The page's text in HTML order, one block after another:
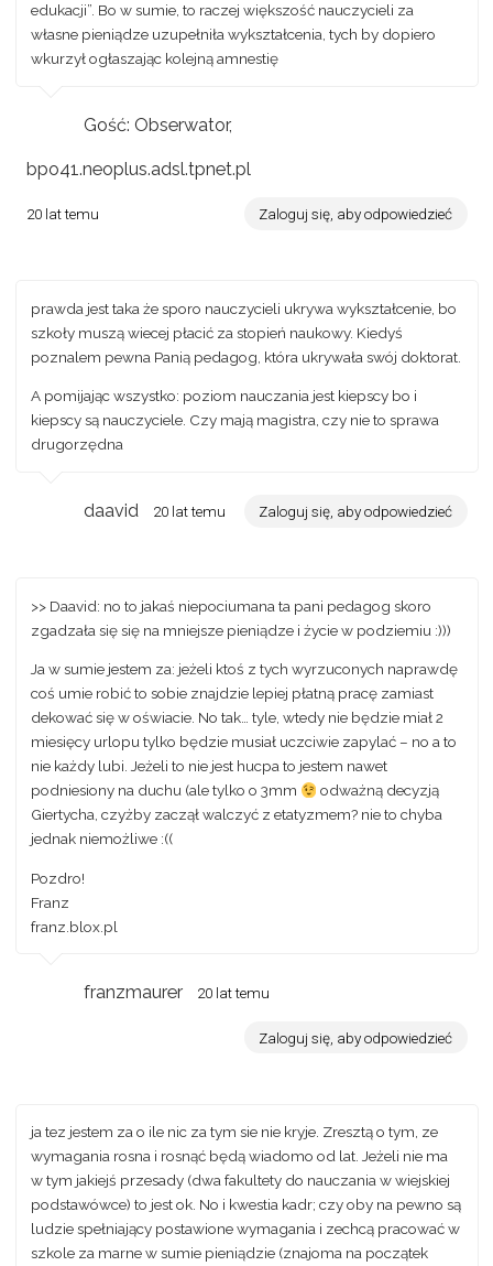
edukacji”. Bo w sumie, to raczej większość nauczycieli za
własne pieniądze uzupełniła wykształcenia, tych by dopiero
wkurzył ogłaszając kolejną amnestię
Gość: Obserwator,
bpo41.neoplus.adsl.tpnet.pl
20 lat temu Zaloguj się, aby odpowiedzieć
prawda jest taka że sporo nauczycieli ukrywa wykształcenie, bo
szkoły muszą wiecej płacić za stopień naukowy. Kiedyś
poznalem pewna Panią pedagog, która ukrywała swój doktorat.
A pomijając wszystko: poziom nauczania jest kiepscy bo i
kiepscy są nauczyciele. Czy mają magistra, czy nie to sprawa
drugorzędna
daavid 20 lat temu Zaloguj się, aby odpowiedzieć
>> Daavid: no to jakaś niepociumana ta pani pedagog skoro
zgadzała się się na mniejsze pieniądze i życie w podziemiu :)))
Ja w sumie jestem za: jeżeli ktoś z tych wyrzuconych naprawdę
coś umie robić to sobie znajdzie lepiej płatną pracę zamiast
dekować się w oświacie. No tak… tyle, wtedy nie będzie miał 2
miesięcy urlopu tylko będzie musiał uczciwie zapylać – no a to
nie każdy lubi. Jeżeli to nie jest hucpa to jestem nawet
podniesiony na duchu (ale tylko o 3mm
odważną decyzją
Giertycha, czyżby zaczął walczyć z etatyzmem? nie to chyba
jednak niemożliwe :((
Pozdro!
Franz
franz.blox.pl
franzmaurer 20 lat temu
Zaloguj się, aby odpowiedzieć
ja tez jestem za o ile nic za tym sie nie kryje. Zresztą o tym, ze
wymagania rosna i rosnąć będą wiadomo od lat. Jeżeli nie ma
w tym jakiejś przesady (dwa fakultety do nauczania w wiejskiej
podstawówce) to jest ok. No i kwestia kadr; czy oby na pewno są
ludzie spełniający postawione wymagania i zechcą pracować w
szkole za marne w sumie pieniądzie (znajoma na początek